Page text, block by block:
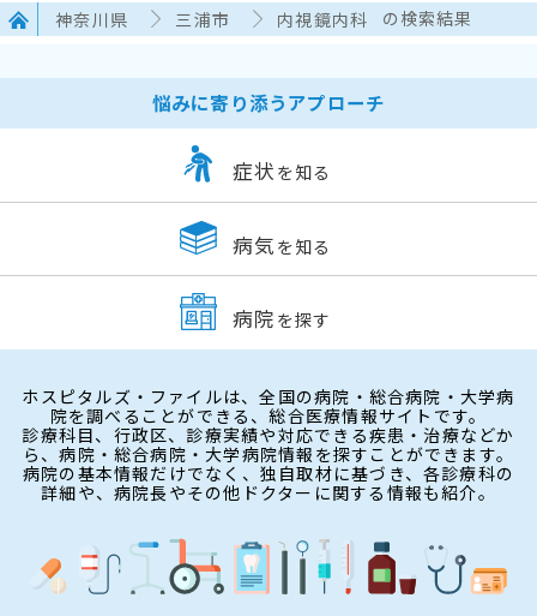
神奈川県 三浦市 内視鏡内科 の検索結果
悩みに寄り添うアプローチ
症状 を知る
病気 を知る
病院 を探す
ホスピタルズ・ファイルは、全国の病院・総合病院・大学病
院を調べることができる、総合医療情報サイトです。
診療科目、行政区、診療実績や対応できる疾患・治療などか
ら、病院・総合病院・大学病院情報を探すことができます。
病院の基本情報だけでなく、独自取材に基づき、各診療科の
詳細や、病院長やその他ドクターに関する情報も紹介。